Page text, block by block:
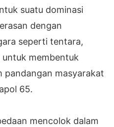
suatu dominasi
dengan
seperti tentara,
untuk membentuk
pandangan masyarakat
65.
mencolok dalam